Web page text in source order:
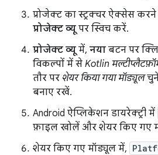
प्रोजेक्ट का स्ट्रक्चर ऐक्सेस
प्रोजेक्ट व्यू पर स्विच करें.
प्रोजेक्ट व्यू में, नया बटन पर
विकल्पों में से Kotlin
तौर पर शेयर किया गया मॉड्यूल
बनाए रखें.
Android ऐप्लिकेशन डायरेक्ट्री में
फ़ाइल खोलें और शेयर किए गए
शेयर किए गए मॉड्यूल में,